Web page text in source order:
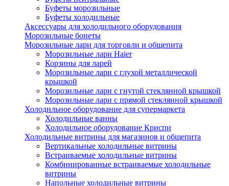
Буфеты морозильные
Буфеты холодильные
Аксессуары для холодильного оборудования
Морозильные бонеты
Морозильные лари для торговли и общепита
Морозильные лари Haier
Корзины для ларей
Морозильные лари с глухой металлической
крышкой
Морозильные лари с гнутой стеклянной крышкой
Морозильные лари с прямой стеклянной крышкой
Холодильное оборудование для супермаркета
Холодильные ванны
Холодильное оборудование Криспи
Холодильные витрины для магазинов и общепита
Вертикальные холодильные витрины
Встраиваемые холодильные витрины
Комбинированные встраиваемые холодильные
витрины
Напольные холодильные витрины